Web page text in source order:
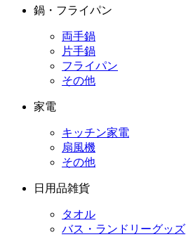
鍋・フライパン
両手鍋
片手鍋
フライパン
その他
家電
キッチン家電
扇風機
その他
日用品雑貨
タオル
バス・ランドリーグッズ